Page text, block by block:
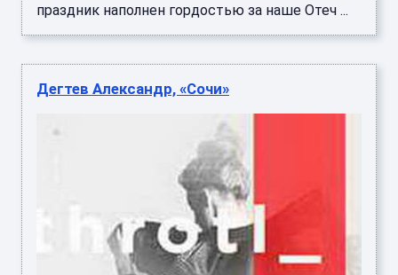
праздник наполнен гордостью за наше Отеч ...
Дегтев Александр, «Сочи»